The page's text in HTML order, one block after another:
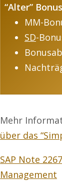
“Alter”
MM-
SD-
Mehr
über das
SAP Note
Management